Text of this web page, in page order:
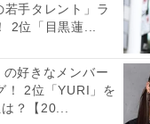
若手タレント」ラ
2位「目黒蓮...
の好きなメンバー
！ 2位「YURI」を
？【20...